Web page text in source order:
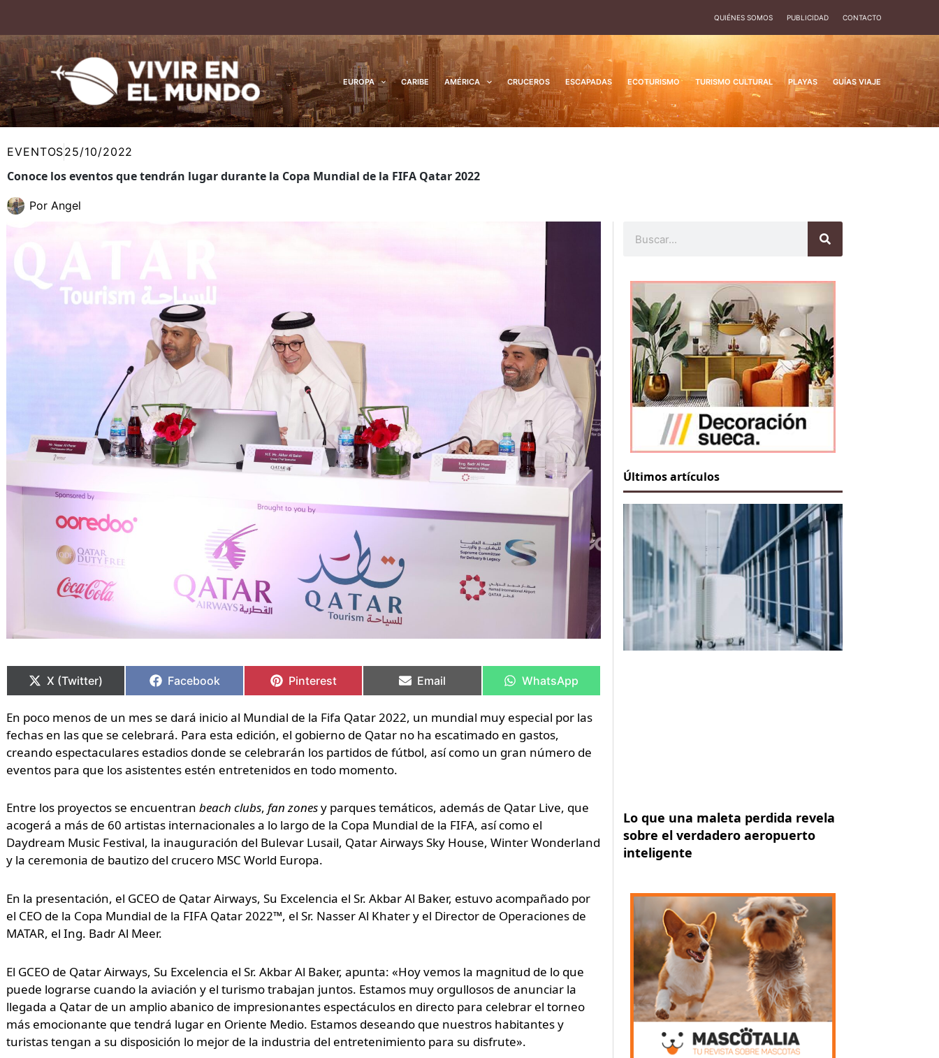
contenido
QUIÉNES SOMOS PUBLICIDAD CONTACTO
EUROPA CARIBE AMÉRICA CRUCEROS ESCAPADAS ECOTURISMO TURISMO CULTURAL PLAYAS GUÍAS VIAJE
EVENTOS25/10/2022
Conoce los eventos que tendrán lugar durante la Copa Mundial de la FIFA Qatar 2022
Por Angel
en
X (Twitter)
en
Facebook
en
Pinterest
en
Email
en
WhatsApp
En poco menos de un mes se dará inicio al Mundial de la Fifa Qatar 2022, un mundial muy especial por las
fechas en las que se celebrará. Para esta edición, el gobierno de Qatar no ha escatimado en gastos,
creando espectaculares estadios donde se celebrarán los partidos de fútbol, así como un gran número de
eventos para que los asistentes estén entretenidos en todo momento.
Entre los proyectos se encuentran beach clubs, fan zonesy parques temáticos, además de Qatar Live, que
acogerá a más de 60 artistas internacionales a lo largo de la Copa Mundial de la FIFA, así como el
Daydream Music Festival, la inauguración del Bulevar Lusail, Qatar Airways Sky House, Winter Wonderland
y la ceremonia de bautizo del crucero MSC World Europa.
En la presentación, el GCEO de Qatar Airways, Su Excelencia el Sr. Akbar Al Baker, estuvo acompañado por
el CEO de la Copa Mundial de la FIFA Qatar 2022™, el Sr. Nasser Al Khater y el Director de Operaciones de
MATAR, el Ing. Badr Al Meer.
El GCEO de Qatar Airways, Su Excelencia el Sr. Akbar Al Baker, apunta: «Hoy vemos la magnitud de lo que
puede lograrse cuando la aviación y el turismo trabajan juntos. Estamos muy orgullosos de anunciar la
llegada a Qatar de un amplio abanico de impresionantes espectáculos en directo para celebrar el torneo
más emocionante que tendrá lugar en Oriente Medio. Estamos deseando que nuestros habitantes y
turistas tengan a su disposición lo mejor de la industria del entretenimiento para su disfrute».
en
en
en
en
en
Últimos artículos
Lo que una maleta perdida revela
sobre el verdadero aeropuerto
inteligente